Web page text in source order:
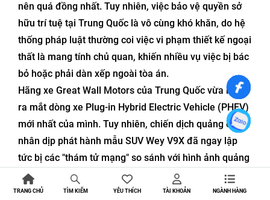
nên quá đồng nhất. Tuy nhiên, việc bảo vệ quyền sở
hữu trí tuệ tại Trung Quốc là vô cùng khó khăn, do hệ
thống pháp luật thường coi việc vi phạm thiết kế ngoại
thất là mang tính chủ quan, khiến nhiều vụ việc bị bác
bỏ hoặc phải dàn xếp ngoài tòa án.
Hãng xe Great Wall Motors của Trung Quốc vừa mới
ra mắt dòng xe Plug-in Hybrid Electric Vehicle (PHEV)
mới nhất của mình. Tuy nhiên, chiến dịch quảng cáo
nhân dịp phát hành mẫu SUV Wey V9X đã ngay lập
tức bị các "thám tử mạng" so sánh với hình ảnh quảng
bá trước đó của Range Rover.
Mặc dù thông thường chính các sản phẩm vật lý mới
TRANG CHỦ TÌM KIẾM YÊU THÍCH TÀI KHOẢN NGÀNH HÀNG